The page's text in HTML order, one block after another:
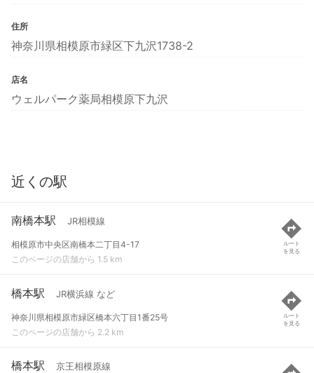
住所
神奈川県相模原市緑区下九沢1738-2
店名
ウェルパーク薬局相模原下九沢
近くの駅
南橋本駅 JR相模線
相模原市中央区南橋本二丁目4-17
このページの店舗から 1.5 km
ルート
を見る
橋本駅 JR横浜線 など
神奈川県相模原市緑区橋本六丁目1番25号
このページの店舗から 2.2 km
ルート
を見る
橋本駅 京王相模原線